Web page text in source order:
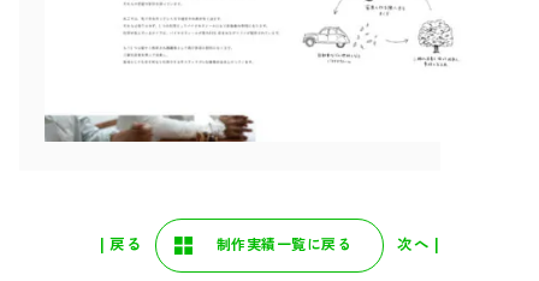
| 戻る 制作実績一覧に戻る 次へ |